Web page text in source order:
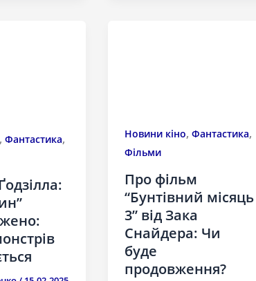
, Фантастика, Новини кіно,Фантастика,
Фільми
Про фільм
“Бунтівний місяць
3” від Зака
Снайдера: Чи
буде
продовження?